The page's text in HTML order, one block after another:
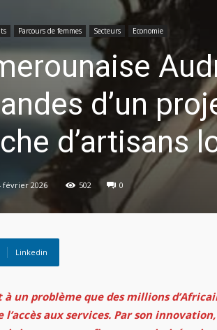
Parcours de femmes Secteurs Economie
d’un
d’artisans
février 2026 502 0
Linkedin
à un problème que des millions
l’accès aux services. Par son